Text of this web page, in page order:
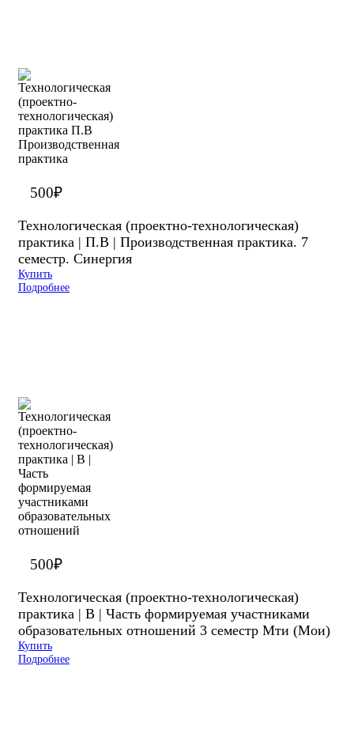
500₽
Технологическая (проектно-технологическая)
практика | П.В | Производственная практика. 7
семестр. Синергия
Купить
Подробнее
500₽
Технологическая (проектно-технологическая)
практика | В | Часть формируемая участниками
образовательных отношений 3 семестр Мти (Мои)
Купить
Подробнее